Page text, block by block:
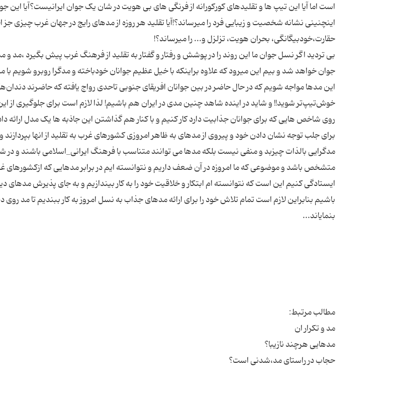
است اما آیا این تیپ ها و تقلیدهای کورکورانه از فرنگی های بی هویت در شان یک جوان ایرانیست؟آیا این
اینچنینی نشانه شخصیت و زیبایی فرد را میرساند؟!آیا تقلید هر روزه از مدهای رایج در جهان غرب چیزی
بی تردید اگر نسل جوان ما این روند را در پوشش و رفتار و گفتار به تقلید از فرهنگ غرب پیش بگیرد ،مد و
جوان خواهد شد و بیم این میرود که علاوه براینکه با خیل عظیم جوانان خودباخته و مدگرا روبرو شویم
این مدها مواجه شویم که در حال حاضر در بین جوانان افریقای جنوبی تاحدی رواج یافته که حاضرند
خوش‌تیپ‌تر شوید!! و شاید در اینده شاهد چنین مدی در ایران هم باشیم! لذا لازم است برای جلوگیری از
روی شاخص هایی که برای جوانان جذابیت دارد کار کنیم و با کنار هم گذاشتن این جاذبه ها یک مدل ارائه
برای جلب توجه نشان دادن خود و پیروی از مدهای به ظاهر امروزی کشورهای غرب به تقلید از انها
مدگرایی بالذات چیزبد و منفی نیست بلکه مدها می توانند متناسب با فرهنگ ایرانی_اسلامی باشند و
متشخص باشد و موضوعی که ما امروزه در آن ضعف داریم و نتوانسته ایم در برابر مدهایی که ازکشورهای
ایستادگی کنیم این است که نتوانسته ام ابتکار و خلاقیت خود را به کار بیندازیم و به جای پذیرش مدهای
باشیم بنابراین لازم است تمام تلاش خود را برای ارائه مدهای جذاب به نسل امروز به کار ببندیم تا مد روی